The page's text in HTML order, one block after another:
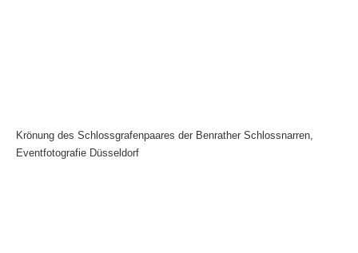
Krönung des Schlossgrafenpaares der Benrather Schlossnarren,
Eventfotografie Düsseldorf